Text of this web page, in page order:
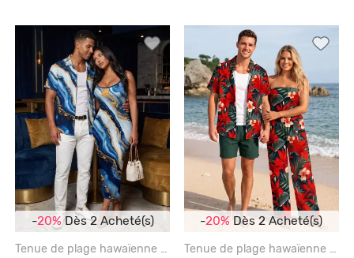
-20% Dès 2 Acheté(s)
Tenue de plage hawaïenne assortie pour couples à imprimé rayures marbrées - DEEP BLUE
-20% Dès 2 Acheté(s)
Tenue de plage hawaïenne assortie pour couple avec imprimé fleurs et feuilles tropicales - RED